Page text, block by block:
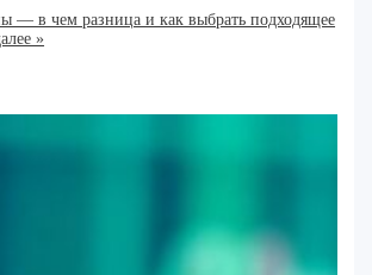
— в чем разница и как выбрать подходящее
»